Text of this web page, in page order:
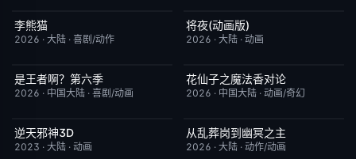
更新至第4集
李熊猫
2026 · 大陆 · 喜剧/动作
更新至第17集
将夜(动画版)
2026 · 大陆 · 动画
更新至第4集
是王者啊？第六季
2026 · 中国大陆 · 喜剧/动画
更新至第20集
花仙子之魔法香对论
2026 · 中国大陆 · 动画/奇幻
更新至第49集
逆天邪神3D
2023 · 大陆 · 动画
更新至第12集
从乱葬岗到幽冥之主
2026 · 大陆 · 动作/动画